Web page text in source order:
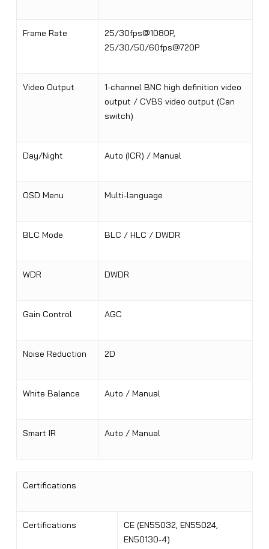
Frame Rate
25/30fps@1080P,
25/30/50/60fps@720P
Video Output
1-channel BNC high definition video
output / CVBS video output (Can
switch)
Day/Night Auto (ICR) / Manual
OSD Menu Multi-language
BLC Mode BLC / HLC / DWDR
WDR DWDR
Gain Control AGC
Noise Reduction 2D
White Balance Auto / Manual
Smart IR Auto / Manual
Certifications
Certifications
CE (EN55032, EN55024,
EN50130-4)